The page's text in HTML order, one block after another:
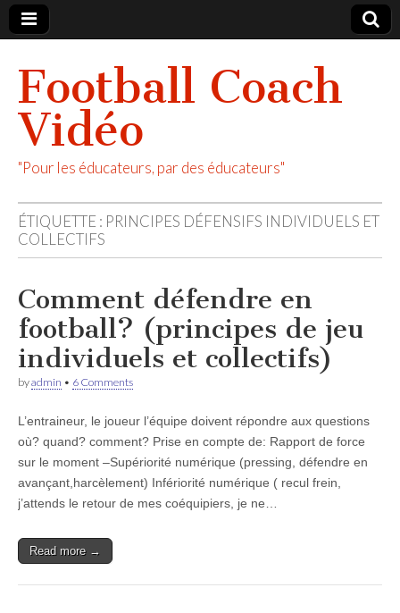
Football Coach
Vidéo
"Pour les éducateurs, par des éducateurs"
ÉTIQUETTE : PRINCIPES DÉFENSIFS INDIVIDUELS ET
COLLECTIFS
Comment défendre en
football? (principes de jeu
individuels et collectifs)
byadmin • 6 Comments
L’entraineur, le joueur l’équipe doivent répondre aux questions
où? quand? comment? Prise en compte de: Rapport de force
sur le moment –Supériorité numérique (pressing, défendre en
avançant,harcèlement) Infériorité numérique ( recul frein,
j’attends le retour de mes coéquipiers, je ne…
Read more →